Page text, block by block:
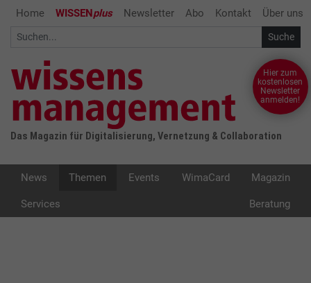
Home WISSENplus Newsletter Abo Kontakt Über uns
Das Magazin für Digitalisierung, Vernetzung & Collaboration
Hier zum
kostenlosen
Newsletter
anmelden!
News Themen Events WimaCard Magazin
Services Beratung